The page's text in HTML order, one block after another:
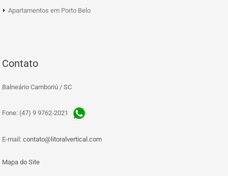
Apartamentos em Porto Belo
Contato
Balneário Camboriú / SC
Fone: (47) 9 9762-2021
E-mail: contato@litoralvertical.com
Mapa do Site